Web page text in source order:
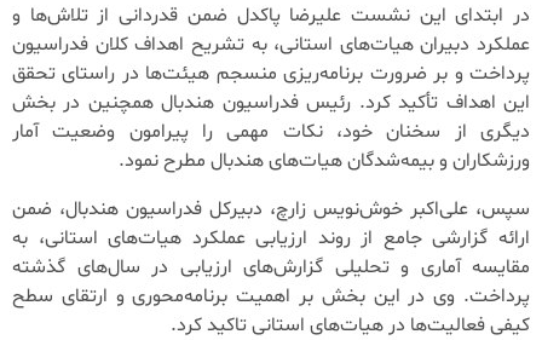
در ابتدای این نشست علیرضا پاکدل ضمن قدردانی از تلاش‌ها و
عملکرد دبیران هیات‌های استانی، به تشریح اهداف کلان فدراسیون
پرداخت و بر ضرورت برنامه‌ریزی منسجم هیئت‌ها در راستای تحقق
این اهداف تأکید کرد. رئیس فدراسیون هندبال همچنین در بخش
دیگری از سخنان خود، نکات مهمی را پیرامون وضعیت آمار
ورزشکاران و بیمه‌شدگان هیات‌های هندبال مطرح نمود.
سپس، علی‌اکبر خوش‌نویس زارچ، دبیرکل فدراسیون هندبال، ضمن
ارائه گزارشی جامع از روند ارزیابی عملکرد هیات‌های استانی، به
مقایسه آماری و تحلیلی گزارش‌های ارزیابی در سال‌های گذشته
پرداخت. وی در این بخش بر اهمیت برنامه‌محوری و ارتقای سطح
کیفی فعالیت‌ها در هیات‌های استانی تاکید کرد.